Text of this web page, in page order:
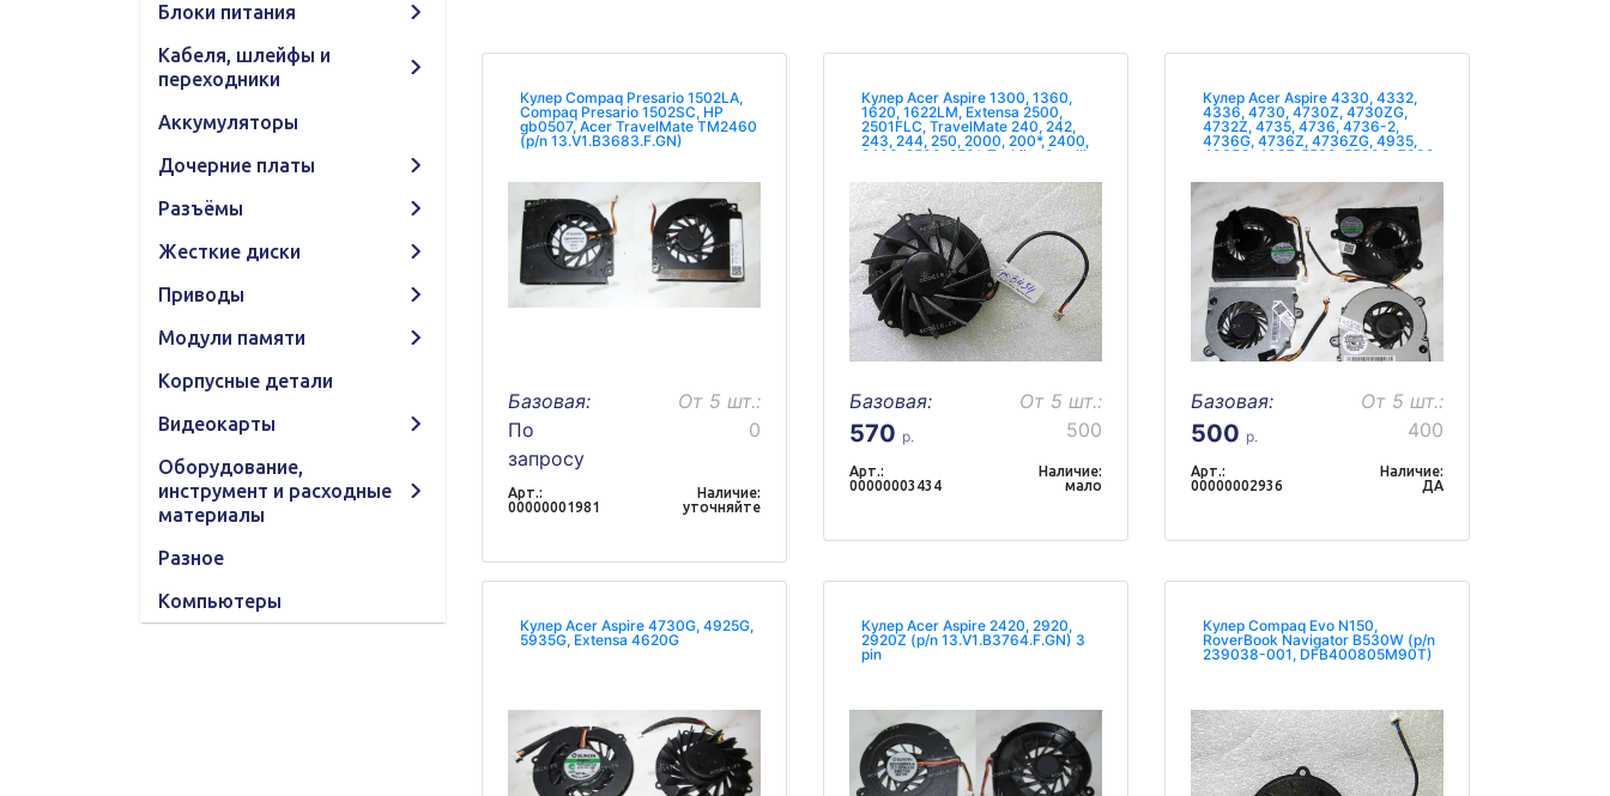
Блоки питания
Кабеля, шлейфы и
переходники
Аккумуляторы
Дочерние платы
Разъёмы
Жесткие диски
Приводы
Модули памяти
Корпусные детали
Видеокарты
Оборудование,
инструмент и расходные
материалы
Разное
Компьютеры
Кулер Compaq Presario 1502LA,
Compaq Presario 1502SC, HP
gb0507, Acer TravelMate TM2460
(p/n 13.V1.B3683.F.GN)
Базовая:
По
запросу
От 5 шт.:
0
Арт.:
00000001981
Наличие:
уточняйте
Кулер Acer Aspire 1300, 1360,
1620, 1622LM, Extensa 2500,
2501FLC, TravelMate 240, 242,
243, 244, 250, 2000, 200*, 2400,
2403, 2500, 250*, Toshiba Satellite
Базовая:
570 р.
От 5 шт.:
500
Арт.:
00000003434
Наличие:
мало
Кулер Acer Aspire 4330, 4332,
4336, 4730, 4730Z, 4730ZG,
4732Z, 4735, 4736, 4736-2,
4736G, 4736Z, 4736ZG, 4935,
4935G, 4937, 5530, 5530G, 7339,
4630G, 4630Z, 4730, 4730Z,
4736, TravelMate 4330, 4335,
4730, 5744, 5744Z, 649
Базовая:
500 р.
От 5 шт.:
400
Арт.:
00000002936
Наличие:
ДА
Кулер Acer Aspire 4730G, 4925G,
5935G, Extensa 4620G
Кулер Acer Aspire 2420, 2920,
2920Z (p/n 13.V1.B3764.F.GN) 3
pin
Кулер Compaq Evo N150,
RoverBook Navigator B530W (p/n
239038-001, DFB400805M90T)